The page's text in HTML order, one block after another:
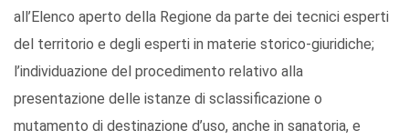
all’Elenco aperto della Regione da parte dei tecnici esperti
del territorio e degli esperti in materie storico-giuridiche;
l’individuazione del procedimento relativo alla
presentazione delle istanze di sclassificazione o
mutamento di destinazione d’uso, anche in sanatoria, e